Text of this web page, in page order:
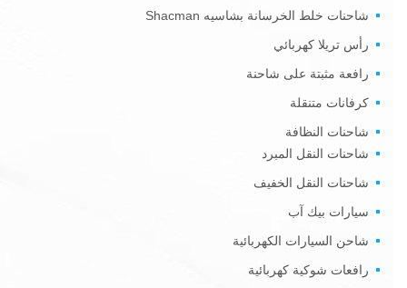
شاحنات خلط الخرسانة بشاسيه Shacman
رأس تريلا كهربائي
رافعة مثبتة على شاحنة
كرفانات متنقلة
شاحنات النظافة
شاحنات النقل المبرد
شاحنات النقل الخفيف
سيارات بيك آب
شاحن السيارات الكهربائية
رافعات شوكية كهربائية